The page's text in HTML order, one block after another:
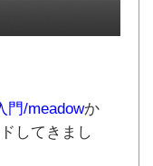
門/meadowか
してきまし